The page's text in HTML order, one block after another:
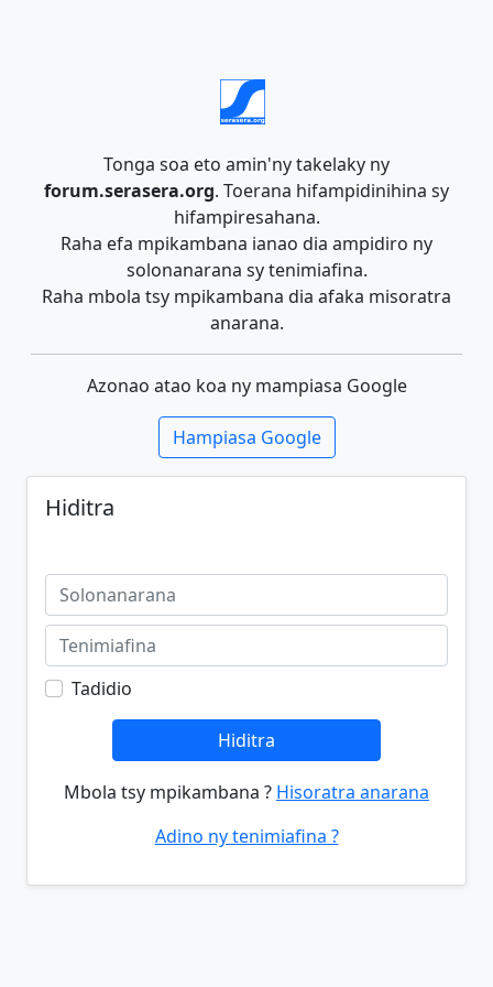
Tonga soa eto amin'ny takelaky ny
forum.serasera.org. Toerana hifampidinihina sy
hifampiresahana.
Raha efa mpikambana ianao dia ampidiro ny
solonanarana sy tenimiafina.
Raha mbola tsy mpikambana dia afaka misoratra
anarana.
Azonao atao koa ny mampiasa Google
Hampiasa Google
Hiditra
Tadidio
Hiditra
Mbola tsy mpikambana ? Hisoratra anarana
Adino ny tenimiafina ?